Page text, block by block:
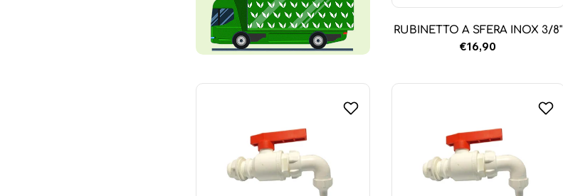
RUBINETTO A SFERA INOX 3/8''
Prezzo
€16,90